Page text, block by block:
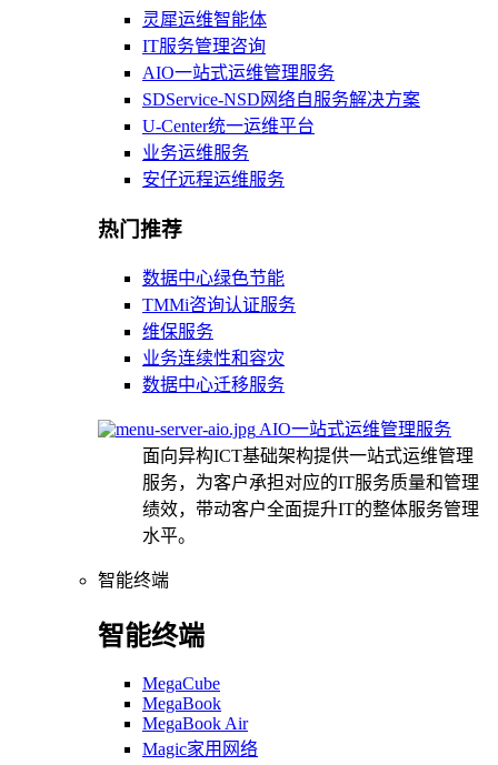
灵犀运维智能体
IT服务管理咨询
AIO一站式运维管理服务
SDService-NSD网络自服务解决方案
U-Center统一运维平台
业务运维服务
安仔远程运维服务
热门推荐
数据中心绿色节能
TMMi咨询认证服务
维保服务
业务连续性和容灾
数据中心迁移服务
AIO一站式运维管理服务
面向异构ICT基础架构提供一站式运维管理
服务，为客户承担对应的IT服务质量和管理
绩效，带动客户全面提升IT的整体服务管理
水平。
智能终端
智能终端
MegaCube
MegaBook
MegaBook Air
Magic家用网络